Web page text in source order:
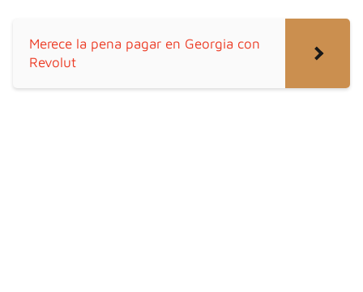
Merece la pena pagar en Georgia con
Revolut